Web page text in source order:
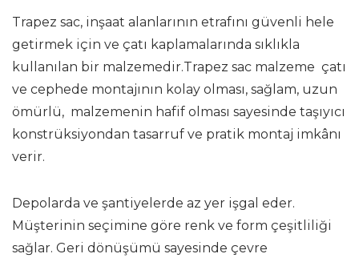
Trapez sac, inşaat alanlarının etrafını güvenli hele
getirmek için ve çatı kaplamalarında sıklıkla
kullanılan bir malzemedir.Trapez sac malzeme çatı
ve cephede montajının kolay olması, sağlam, uzun
ömürlü, malzemenin hafif olması sayesinde taşıyıcı
konstrüksiyondan tasarruf ve pratik montaj imkânı
verir.
Depolarda ve şantiyelerde az yer işgal eder.
Müşterinin seçimine göre renk ve form çeşitliliği
sağlar. Geri dönüşümü sayesinde çevre